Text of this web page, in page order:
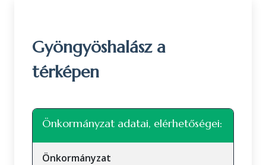
Gyöngyöshalász a
térképen
+
Önkormányzat adatai, elérhetőségei:
Önkormányzat